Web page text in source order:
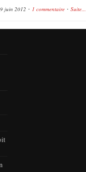
juin 2012 1 commentaire Suite...